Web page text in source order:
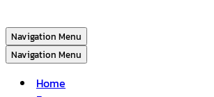
Navigation Menu
Navigation Menu
Home